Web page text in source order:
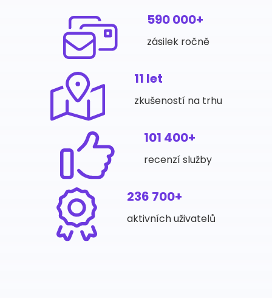
590 000+
zásilek ročně
11 let
zkušeností na trhu
101 400+
recenzí služby
236 700+
aktivních uživatelů